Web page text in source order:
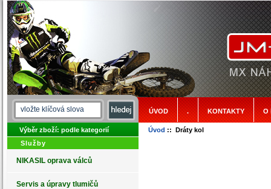
ÚVOD . KONTAKTY O
Výběr zboží: podle kategorií
Služby
NIKASIL oprava válců
Servis a úpravy tlumičů
Úvod :: Dráty kol